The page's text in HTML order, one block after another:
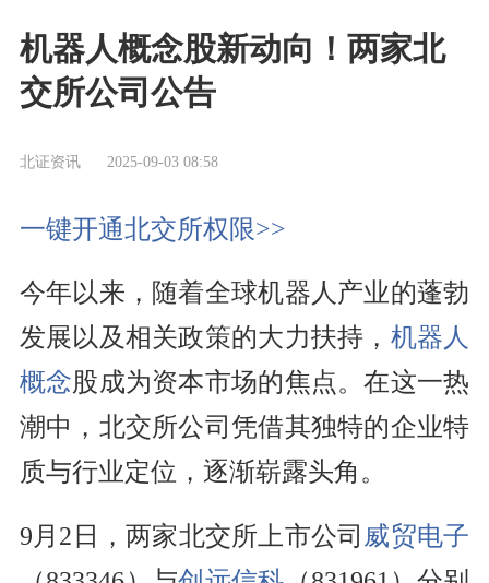
机器人概念股新动向！两家北
交所公司公告
北证资讯 2025-09-03 08:58
一键开通北交所权限>>
今年以来，随着全球机器人产业的蓬勃
发展以及相关政策的大力扶持， 机器人
概念股成为资本市场的焦点。在这一热
潮中，北交所公司凭借其独特的企业特
质与行业定位，逐渐崭露头角。
9月2日，两家北交所上市公司 威贸电子